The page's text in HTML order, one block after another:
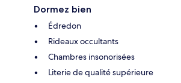
Dormez bien
Édredon
Rideaux occultants
Chambres insonorisées
Literie de qualité supérieure